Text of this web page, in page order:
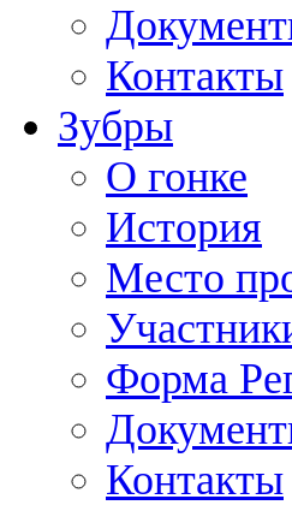
Контакты
Зубры
О гонке
История
Место
Форма
Контакты